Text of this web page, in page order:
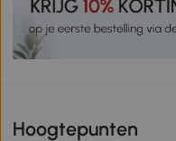
Hoogtepunten